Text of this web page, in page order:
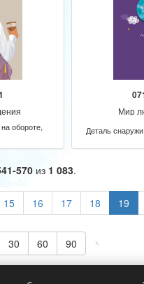
обороте,
Мир
Деталь
570из 1 083.
15 16 17 18 19
30 60 90